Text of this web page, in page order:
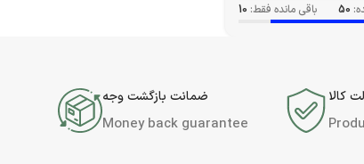
50 باقی مانده فقط: 10
کالا ضمانت بازگشت وجه
Money back guarantee